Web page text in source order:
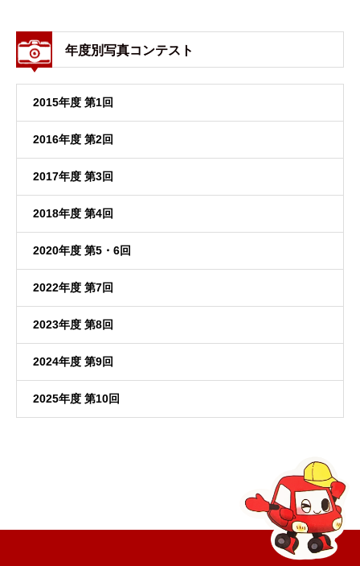
年度別写真コンテスト
2015年度 第1回
2016年度 第2回
2017年度 第3回
2018年度 第4回
2020年度 第5・6回
2022年度 第7回
2023年度 第8回
2024年度 第9回
2025年度 第10回